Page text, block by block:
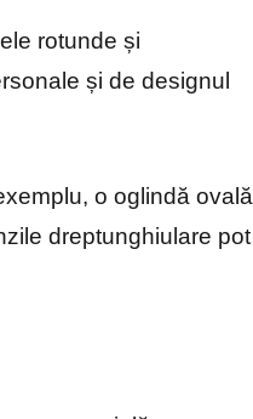
rotunde și
și de designul
o oglindă ovală
dreptunghiulare pot